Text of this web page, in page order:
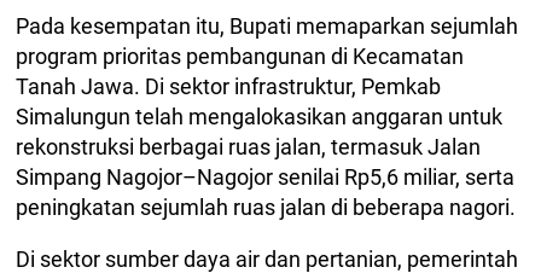
Pada kesempatan itu, Bupati memaparkan sejumlah
program prioritas pembangunan di Kecamatan
Tanah Jawa. Di sektor infrastruktur, Pemkab
Simalungun telah mengalokasikan anggaran untuk
rekonstruksi berbagai ruas jalan, termasuk Jalan
Simpang Nagojor–Nagojor senilai Rp5,6 miliar, serta
peningkatan sejumlah ruas jalan di beberapa nagori.
Di sektor sumber daya air dan pertanian, pemerintah